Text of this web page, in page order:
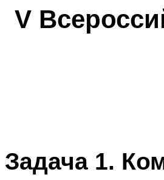
V
Задача 1.